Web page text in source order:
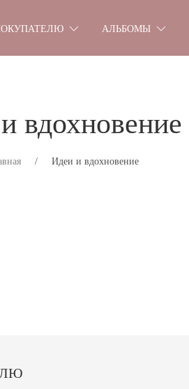
АЛЬБОМЫ
вдохновение
Идеи и вдохновение